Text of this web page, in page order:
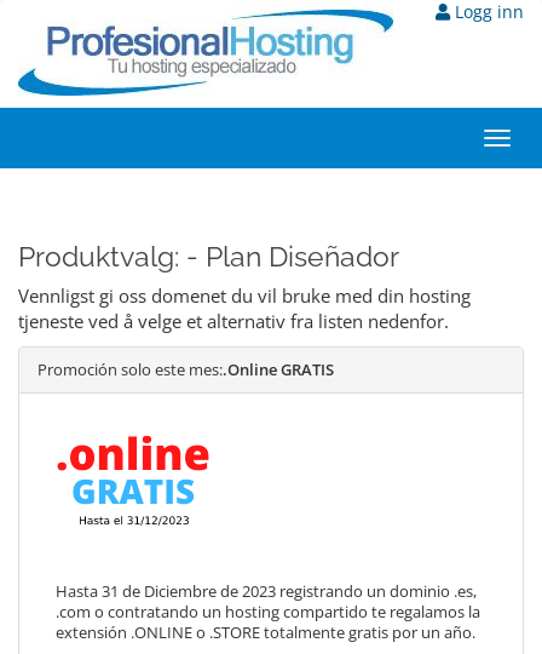
Logg inn
Produktvalg: - Plan Diseñador
Vennligst gi oss domenet du vil bruke med din hosting
tjeneste ved å velge et alternativ fra listen nedenfor.
Promoción solo este mes:.Online GRATIS
Hasta 31 de Diciembre de 2023 registrando un dominio .es,
.com o contratando un hosting compartido te regalamos la
extensión .ONLINE o .STORE totalmente gratis por un año.